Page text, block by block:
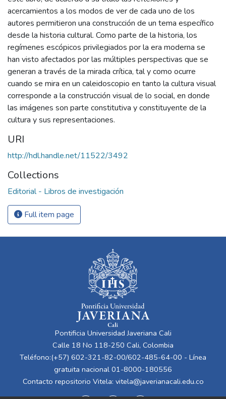
acercamientos a los modos de ver de cada uno de los
autores permitieron una construcción de un tema específico
desde la historia cultural. Como parte de la historia, los
regímenes escópicos privilegiados por la era moderna se
han visto afectados por las múltiples perspectivas que se
generan a través de la mirada crítica, tal y como ocurre
cuando se mira en un caleidoscopio en tanto la cultura visual
corresponde a la construcción visual de lo social, en donde
las imágenes son parte constitutiva y constituyente de la
cultura y sus representaciones.
URI
http://hdl.handle.net/11522/3492
Collections
Editorial - Libros de investigación
Full item page
Pontificia Universidad Javeriana Cali
Calle 18 No 118-250 Cali, Colombia
Teléfono:(+57) 602-321-82-00/602-485-64-00 - Línea
gratuita nacional 01-8000-180556
Contacto repositorio Vitela: vitela@javerianacali.edu.co